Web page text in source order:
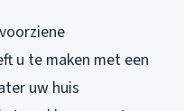
u te maken met een
uw huis